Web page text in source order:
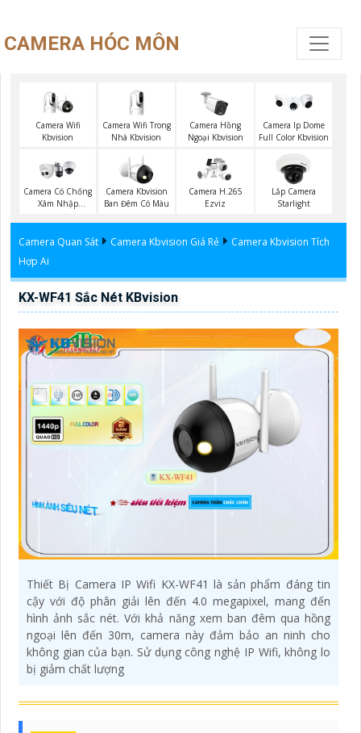
CAMERA HÓC MÔN
Camera Wifi
Kbvision
Camera Wifi Trong
Nhà Kbvision
Camera Hồng
Ngoại Kbvision
Camera Ip Dome
Full Color Kbvision
Camera Có Chống
Xâm Nhập
Camera Kbvision
Ban Đêm Có Màu
Camera H.265
Ezviz
Lắp Camera
Starlight
Camera Quan Sát Camera Kbvision Giá Rẻ
Camera Kbvision Tích
Hợp Ai
KX-WF41 Sắc Nét KBvision
Thiết Bị Camera IP Wifi KX-WF41 là sản phẩm đáng tin
cậy với độ phân giải lên đến 4.0 megapixel, mang đến
hình ảnh sắc nét. Với khả năng xem ban đêm qua hồng
ngoại lên đến 30m, camera này đảm bảo an ninh cho
không gian của bạn. Sử dụng công nghệ IP Wifi, không lo
bị giảm chất lượng